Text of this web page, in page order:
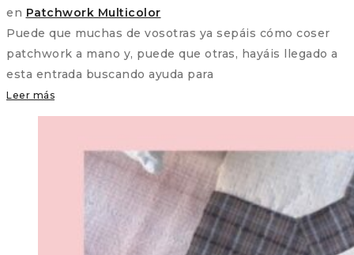
en Patchwork Multicolor
Puede que muchas de vosotras ya sepáis cómo coser
patchwork a mano y, puede que otras, hayáis llegado a
esta entrada buscando ayuda para
Leer más